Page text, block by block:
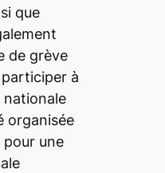
que
de grève
à
organisée
pour une